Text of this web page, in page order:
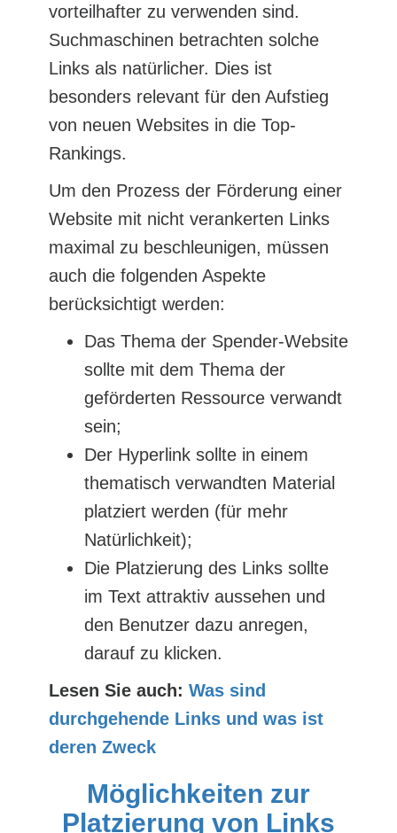
vorteilhafter zu verwenden sind.
Suchmaschinen betrachten solche
Links als natürlicher. Dies ist
besonders relevant für den Aufstieg
von neuen Websites in die Top-
Rankings.
Um den Prozess der Förderung einer
Website mit nicht verankerten Links
maximal zu beschleunigen, müssen
auch die folgenden Aspekte
berücksichtigt werden:
Das Thema der Spender-Website
sollte mit dem Thema der
geförderten Ressource verwandt
sein;
Der Hyperlink sollte in einem
thematisch verwandten Material
platziert werden (für mehr
Natürlichkeit);
Die Platzierung des Links sollte
im Text attraktiv aussehen und
den Benutzer dazu anregen,
darauf zu klicken.
Lesen Sie auch: Was sind
durchgehende Links und was ist
deren Zweck
Möglichkeiten zur
Platzierung von Links